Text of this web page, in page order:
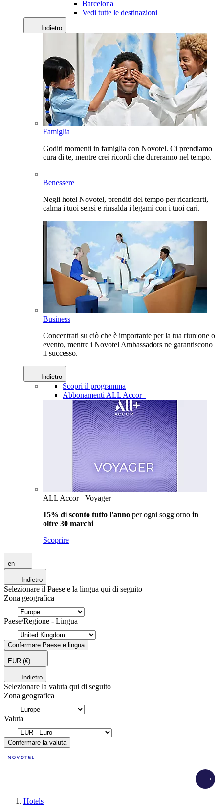
Barcelona
Vedi tutte le destinazioni
Indietro
Famiglia
Goditi momenti in famiglia con Novotel. Ci prendiamo
cura di te, mentre crei ricordi che dureranno nel tempo.
Benessere
Negli hotel Novotel, prenditi del tempo per ricaricarti,
calma i tuoi sensi e rinsalda i legami con i tuoi cari.
Business
Concentrati su ciò che è importante per la tua riunione o
evento, mentre i Novotel Ambassadors ne garantiscono
il successo.
Indietro
Scopri il programma
Abbonamenti ALL Accor+
ALL Accor+ Voyager
15% di sconto tutto l'anno per ogni soggiorno in
oltre 30 marchi
Scoprire
en
Indietro
Selezionare il Paese e la lingua qui di seguito
Zona geografica
Paese/Regione - Lingua
Confermare Paese e lingua
EUR (€)
Indietro
Selezionare la valuta qui di seguito
Zona geografica
Valuta
Confermare la valuta
Hotels